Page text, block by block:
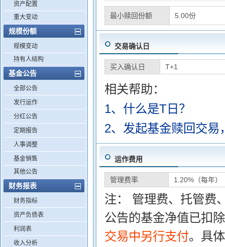
资产配置
重大变动
规模份额
规模变动
持有人结构
基金公告
全部公告
发行运作
分红公告
定期报告
人事调整
基金销售
其他公告
财务报表
财务指标
资产负债表
利润表
收入分析
最小赎回份额 5.00份
交易确认日
买入确认日 T+1
相关帮助：
1、什么是T日？
2、发起基金赎回交易
运作费用
管理费率 1.20%（每年）
注： 管理费、托管费
公告的基金净值已扣
交易中另行支付。具